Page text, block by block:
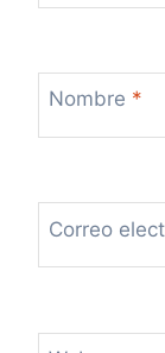
Nombre *
Correo